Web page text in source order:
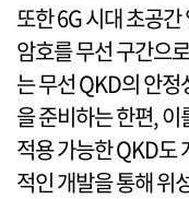
또한 6G 시대 초공
암호를 무선 구간으
는 무선 QKD의 안정
을 준비하는 한편,
적용 가능한 QKD도
적인 개발을 통해 위